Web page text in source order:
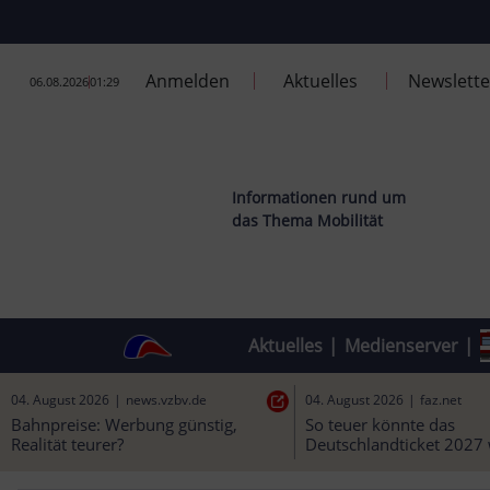
06.08.202601:29 Anmelden Aktuelles
Informationen rund um
das Thema Mobilität
Aktuelles Medienserver
04. August 2026 | news.vzbv.de
Bahnpreise: Werbung günstig,
Realität teurer?
04. August 2026 | faz.net
So teuer könnte das
Deutschlandticket 2027